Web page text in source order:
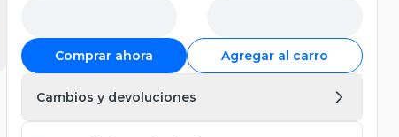
Comprar ahora Agregar al carro
Cambios y devoluciones